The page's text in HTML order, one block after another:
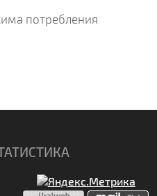
потребления